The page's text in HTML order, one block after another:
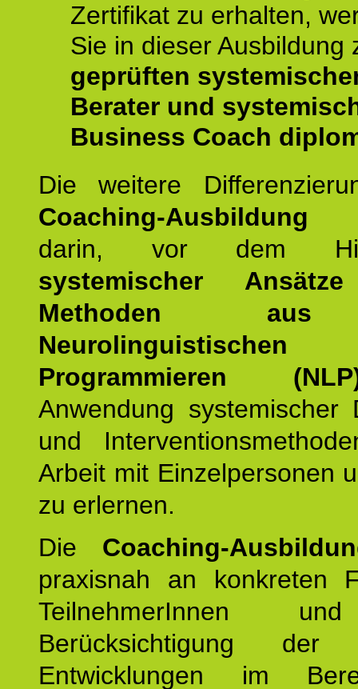
Zertifikat zu erhalten,
Sie in dieser Ausbildung
geprüften
Berater und
Business Coach
Die weitere
Coaching-Ausbildung
darin, vor dem
systemischer
Methoden
Neurolinguistischen
Programmieren
Anwendung systemischer
und
Arbeit mit Einzelpersonen
zu erlernen.
Die Coaching-
praxisnah an konkreten
TeilnehmerInnen
Berücksichtigung der
Entwicklungen im